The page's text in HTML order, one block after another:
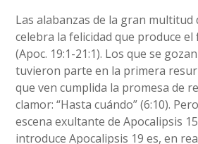
Las alabanzas de la gran multitud
celebra la felicidad que produce el
(Apoc. 19:1-21:1). Los que se
tuvieron parte en la primera
que ven cumplida la promesa de
clamor: “Hasta cuándo” (6:10).
escena exultante de Apocalipsis
introduce Apocalipsis 19 es, en